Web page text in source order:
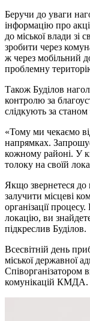
Беручи до уваги
інформацію про
до міської влади
зробити через
ж через мобільний
проблемну
Також Буділов
контролю за
слідкують за станом
«Тому ми чекаємо
напрямках.
кожному районі. У
толоку на своїй
Якщо звернетеся
залучити місцеві
організації
локацію, ви
підкреслив Буділов.
Всесвітній день
міської державної
Співорганізатором
комунікацій КМДА.